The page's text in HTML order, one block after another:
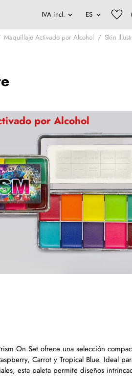
Maquillaje Activado por Alcohol Skin
por Alcohol
On Set ofrece una selección
Carrot y Tropical Blue. Ideal
esta paleta permite diseños